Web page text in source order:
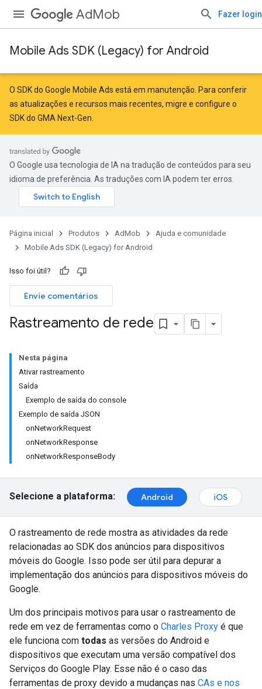
AdMob Fazer login
Mobile Ads SDK (Legacy) for Android
O SDK do Google Mobile Ads está em manutenção. Para conferir
as atualizações e recursos mais recentes, migre e configure o
SDK do GMA Next-Gen
O Google usa tecnologia de IA na tradução de conteúdos para seu
idioma de preferência. As traduções com IA podem ter erros.
Página inicial Produtos AdMob
Ajuda e comunidade
Mobile Ads SDK (Legacy) for Android
Isso foi útil?
Envie comentários
Rastreamento de rede
Nesta página
Ativar rastreamento
Saída
Exemplo de saída do console
Exemplo de saída JSON
onNetworkRequest
onNetworkResponse
onNetworkResponseBody
Selecione a plataforma: Android iOS
O rastreamento de rede mostra as atividades da rede
relacionadas ao SDK dos anúncios para dispositivos
móveis do Google. Isso pode ser útil para depurar a
implementação dos anúncios para dispositivos móveis do
Google.
Um dos principais motivos para usar o rastreamento de
rede em vez de ferramentas como o Charles Proxy é que
ele funciona com todas as versões do Android e
dispositivos que executam uma versão compatível dos
Serviços do Google Play. Esse não é o caso das
ferramentas de proxy devido a mudanças nas CAs e nos